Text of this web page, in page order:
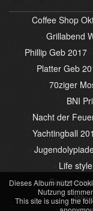
Coffee Shop
Grillabend
Phillip Geb 2017
Platter Geb
70ziger
BNI
Nacht der
Yachtingball
Life
Dieses Album nutzt
Nutzung
This site is using the